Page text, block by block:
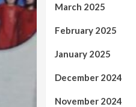
March 2025
February 2025
January 2025
December 2024
November 2024